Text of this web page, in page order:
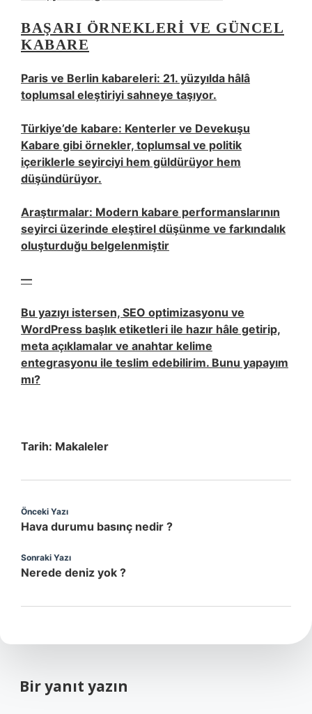
BAŞARI ÖRNEKLERI VE GÜNCEL
KABARE
Paris ve Berlin kabareleri: 21. yüzyılda hâlâ
toplumsal eleştiriyi sahneye taşıyor.
Türkiye’de kabare: Kenterler ve Devekuşu
Kabare gibi örnekler, toplumsal ve politik
içeriklerle seyirciyi hem güldürüyor hem
düşündürüyor.
Araştırmalar: Modern kabare performanslarının
seyirci üzerinde eleştirel düşünme ve farkındalık
oluşturduğu belgelenmiştir
—
Bu yazıyı istersen, SEO optimizasyonu ve
WordPress başlık etiketleri ile hazır hâle getirip,
meta açıklamalar ve anahtar kelime
entegrasyonu ile teslim edebilirim. Bunu yapayım
mı?
Tarih: Makaleler
Önceki Yazı
Hava durumu basınç nedir ?
Sonraki Yazı
Nerede deniz yok ?
Bir yanıt yazın